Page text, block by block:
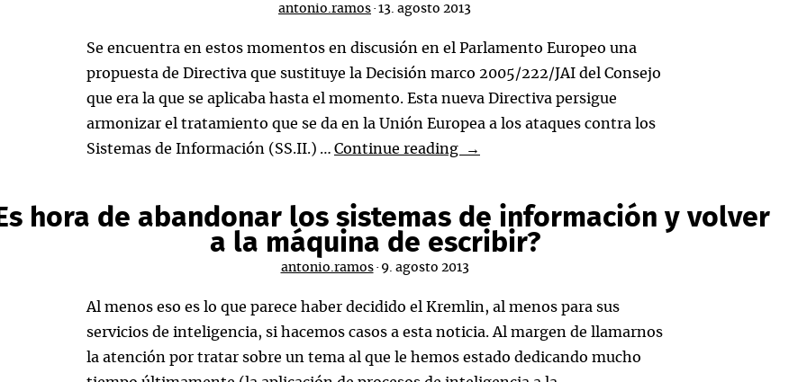
antonio.ramos · 13. agosto 2013
Se encuentra en estos momentos en discusión en el Parlamento Europeo una
propuesta de Directiva que sustituye la Decisión marco 2005/222/JAI del Consejo
que era la que se aplicaba hasta el momento. Esta nueva Directiva persigue
armonizar el tratamiento que se da en la Unión Europea a los ataques contra los
Sistemas de Información (SS.II.) … Continue reading
Propuesta
relativa
a
los
ataques
contra
los
sistemas
→
hora de abandonar los sistemas de información y volver
a la máquina de escribir?
antonio.ramos · 9. agosto 2013
Al menos eso es lo que parece haber decidido el Kremlin, al menos para sus
servicios de inteligencia, si hacemos casos a esta noticia. Al margen de llamarnos
la atención por tratar sobre un tema al que le hemos estado dedicando mucho